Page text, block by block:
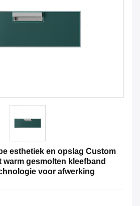
esthetiek en opslag Custom
warm gesmolten kleefband
voor afwerking